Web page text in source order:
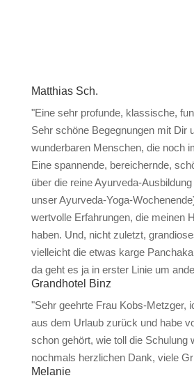
Matthias Sch.
"Eine sehr profunde, klassische,
Sehr schöne Begegnungen mit Dir
wunderbaren Menschen, die noch
Eine spannende, bereichernde,
über die reine Ayurveda-
unser Ayurveda-Yoga-
wertvolle Erfahrungen, die meinen
haben. Und, nicht zuletzt,
vielleicht die etwas karge
da geht es ja in erster Linie um
Grandhotel Binz
"Sehr geehrte Frau Kobs-Metzger,
aus dem Urlaub zurück und habe
schon gehört, wie toll die Schulung
nochmals herzlichen Dank, viele
Melanie